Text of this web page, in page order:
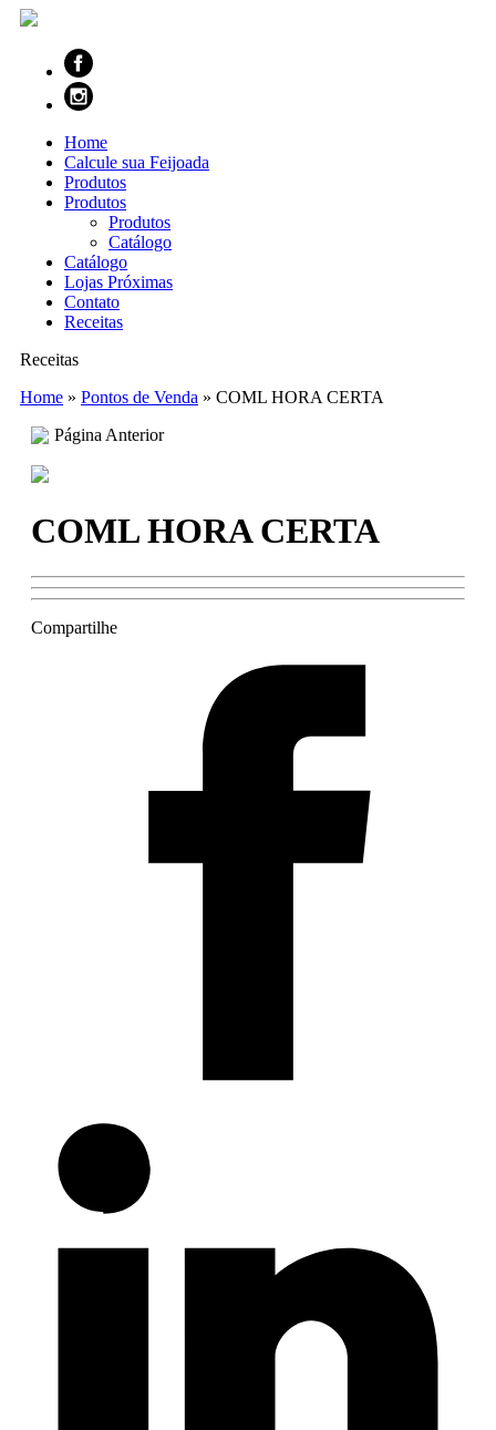
Home
Calcule sua Feijoada
Produtos
Produtos
Produtos
Catálogo
Catálogo
Lojas Próximas
Contato
Receitas
Receitas
Home » Pontos de Venda » COML HORA CERTA
Página Anterior
COML HORA CERTA
Compartilhe